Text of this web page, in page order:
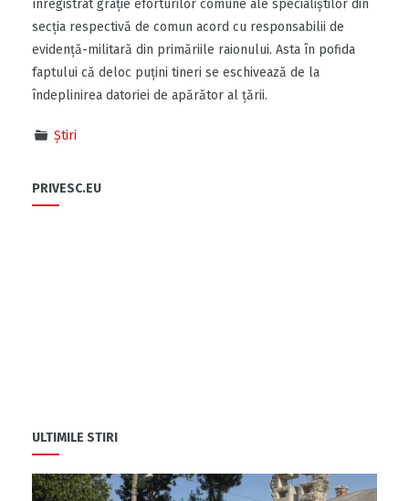
înregistrat grație eforturilor comune ale specialiştilor din
secţia respectivă de comun acord cu responsabilii de
evidenţă-militară din primăriile raionului. Asta în pofida
faptului că deloc puțini tineri se eschivează de la
îndeplinirea datoriei de apărător al țării.
Știri
PRIVESC.EU
ULTIMILE STIRI